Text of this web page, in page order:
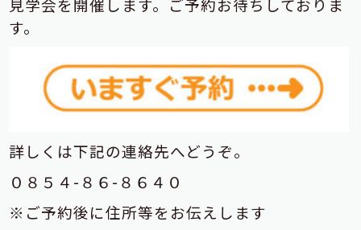
す。
詳しくは下記の連絡先へどうぞ。
０８５４-８６-８６４０
※ご予約後に住所等をお伝えします